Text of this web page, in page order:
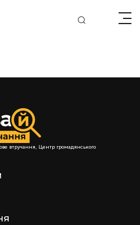
втручання, Центр громадянського